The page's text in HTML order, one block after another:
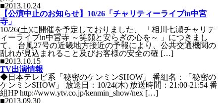
■2013.10.24
【公演中止のお知らせ】10/26「チャリティーライブin中宮
寺」
10/26(土)に開催を予定しておりました、 「相川七瀬チャリテ
ィーライブin中宮寺 ～笑顔と安らぎの心を～ 」につきまし
て、 台風27号の近畿地方接近の予報により、公共交通機関の
乱れが見込まれること及びお客様の安全の確 […]
■2013.10.15
TV出演情報
◆日本テレビ系「秘密のケンミンSHOW」 番組名：「秘密の
ケンミンSHOW」 放送日：10/24(木) 放送時間：21:00-21:54 番
組HP http://www.ytv.co.jp/kenmin_show/nex […]
■2013.09.30